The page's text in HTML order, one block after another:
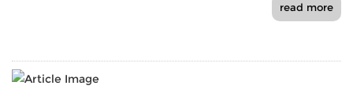
read more